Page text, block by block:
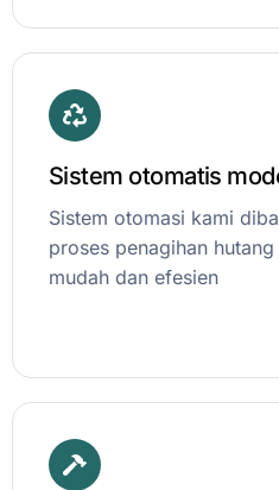
Sistem otomatis
Sistem otomasi kami
proses penagihan
mudah dan efesien